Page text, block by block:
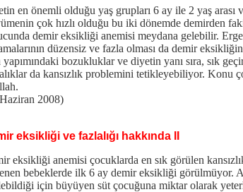
en önemli olduğu yaş grupları 6 ay ile 2 yaş arası
çok hızlı olduğu bu iki dönemde demirden
demir eksikliği anemisi meydana gelebilir.
düzensiz ve fazla olması da demir
bozukluklar ve diyetin yanı sıra, sık
da kansızlık problemini tetikleyebiliyor. Konu
2008)
eksikliği ve fazlalığı hakkında II
eksikliği anemisi çocuklarda en sık görülen
bebeklerde ilk 6 ay demir eksikliği görülmüyor.
için büyüyen süt çocuğuna miktar olarak